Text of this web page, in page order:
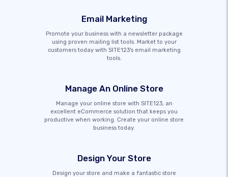
Email Marketing
Promote your business with a newsletter package
using proven mailing list tools. Market to your
customers today with SITE123's email marketing
tools.
Manage An Online Store
Manage your online store with SITE123, an
excellent eCommerce solution that keeps you
productive when working. Create your online store
business today.
Design Your Store
Design your store and make a fantastic store